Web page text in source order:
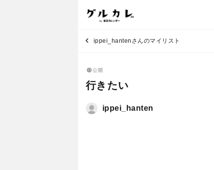
ippei_hantenさんのマイリスト
公開
行きたい
ippei_hanten